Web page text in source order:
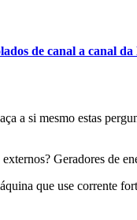
de canal a canal da
a si mesmo estas
Geradores de
que use corrente